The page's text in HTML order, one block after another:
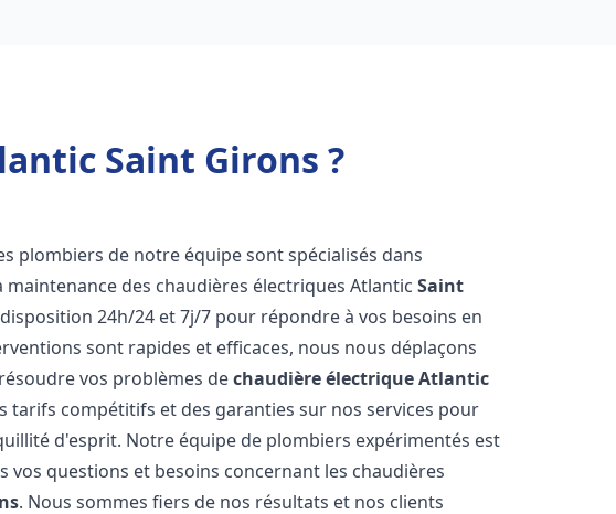
Saint Girons ?
plombiers de notre équipe sont spécialisés dans
des chaudières électriques AtlanticSaint
24h/24 et 7j/7 pour répondre à vos besoins en
sont rapides et efficaces, nous nous déplaçons
vos problèmes dechaudière électrique Atlantic
tarifs compétitifs et des garanties sur nos services pour
d'esprit. Notre équipe de plombiers expérimentés est
questions et besoins concernant les chaudières
. Nous sommes fiers de nos résultats et nos clients